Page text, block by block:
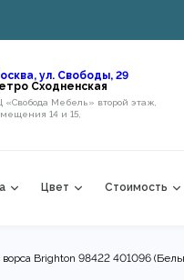
ул. Свободы, 29
Сходненская
«Свобода Мебель» второй этаж,
14 и 15,
Цвет Стоимость
ворса Brighton 98422 401096